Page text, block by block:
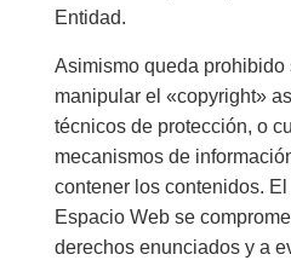
Entidad.
Asimismo queda prohibido
manipular el «copyright»
técnicos de protección, o
mecanismos de
contener los contenidos.
Espacio Web se
derechos enunciados y a